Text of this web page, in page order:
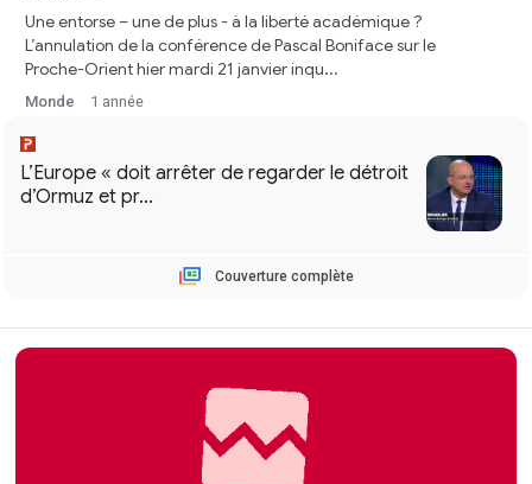
Une entorse – une de plus - à la liberté académique ?
L’annulation de la conférence de Pascal Boniface sur le
Proche-Orient hier mardi 21 janvier inqu...
Monde 1 année
Couverture complète